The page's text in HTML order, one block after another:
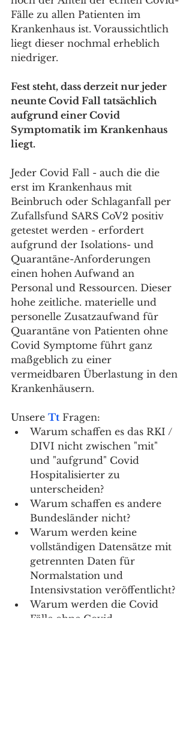
Fälle zu allen Patienten im
Krankenhaus ist. Voraussichtlich
liegt dieser nochmal erheblich
niedriger.
Fest steht, dass derzeit nur jeder
neunte Covid Fall tatsächlich
aufgrund einer Covid
Symptomatik im Krankenhaus
liegt.
Jeder Covid Fall - auch die die
erst im Krankenhaus mit
Beinbruch oder Schlaganfall per
Zufallsfund SARS CoV2 positiv
getestet werden - erfordert
aufgrund der Isolations- und
Quarantäne-Anforderungen
einen hohen Aufwand an
Personal und Ressourcen. Dieser
hohe zeitliche. materielle und
personelle Zusatzaufwand für
Quarantäne von Patienten ohne
Covid Symptome führt ganz
maßgeblich zu einer
vermeidbaren Überlastung in den
Krankenhäusern.
Unsere Tt Fragen:
Warum schaffen es das RKI /
DIVI nicht zwischen "mit"
und "aufgrund" Covid
Hospitalisierter zu
unterscheiden?
Warum schaffen es andere
Bundesländer nicht?
Warum werden keine
vollständigen Datensätze mit
getrennten Daten für
Normalstation und
Intensivstation veröffentlicht?
Warum werden die Covid
Fälle ohne Covid